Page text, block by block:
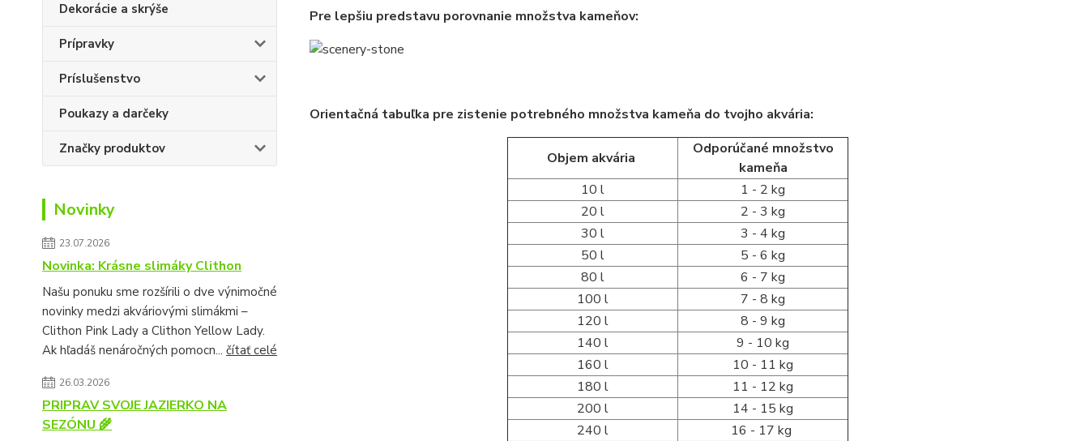
Dekorácie a skrýše
Prípravky
Príslušenstvo
Poukazy a darčeky
Značky produktov
Novinky
23.07.2026
Novinka: Krásne slimáky Clithon
Našu ponuku sme rozšírili o dve výnimočné
novinky medzi akváriovými slimákmi –
Clithon Pink Lady a Clithon Yellow Lady.
Ak hľadáš nenáročných pomocn... čítať celé
26.03.2026
PRIPRAV SVOJE JAZIERKO NA
SEZÓNU 🌾
Pre lepšiu predstavu porovnanie množstva kameňov:
Orientačná tabuľka pre zistenie potrebného množstva kameňa do tvojho akvária:
Objem akvária
Odporúčané množstvo
kameňa
10 l
1 - 2 kg
20 l
2 - 3 kg
30 l
3 - 4 kg
50 l
5 - 6 kg
80 l
6 - 7 kg
100 l
7 - 8 kg
120 l
8 - 9 kg
140 l
9 - 10 kg
160 l
10 - 11 kg
180 l
11 - 12 kg
200 l
14 - 15 kg
240 l
16 - 17 kg